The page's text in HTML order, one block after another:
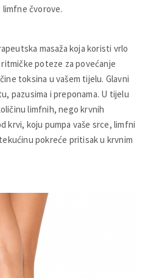
čvorove.
masaža koja koristi vrlo
poteze za povećanje
toksina u vašem tijelu. Glavni
pazusima i preponama. U tijelu
limfnih, nego krvnih
krvi, koju pumpa vaše srce, limfni
pokreće pritisak u krvnim